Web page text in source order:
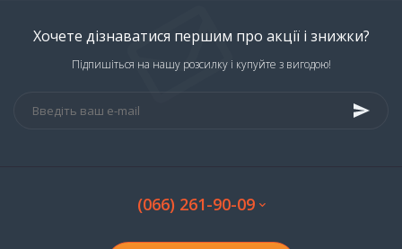
Хочете дізнаватися першим про акції і знижки?
Підпишіться на нашу розсилку і купуйте з вигодою!
(066) 261-90-09